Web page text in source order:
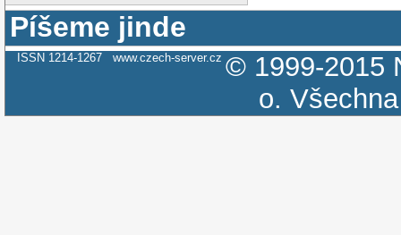
Píšeme jinde
ISSN 1214-1267 www.czech-server.cz © 1999-2015
o.